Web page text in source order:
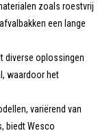
zoals roestvrij
een lange
diverse oplossingen
waardoor het
variërend van
biedt Wesco